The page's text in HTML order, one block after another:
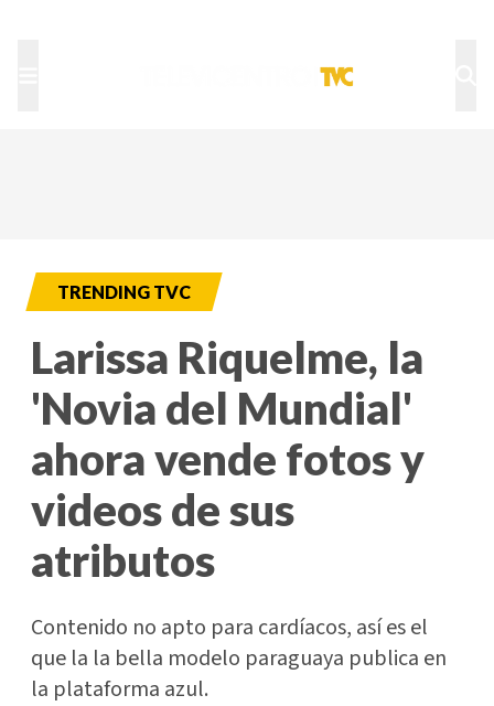
TRENDING TVC
Larissa Riquelme, la
'Novia del Mundial'
ahora vende fotos y
videos de sus
atributos
Contenido no apto para cardíacos, así es el
que la la bella modelo paraguaya publica en
la plataforma azul.